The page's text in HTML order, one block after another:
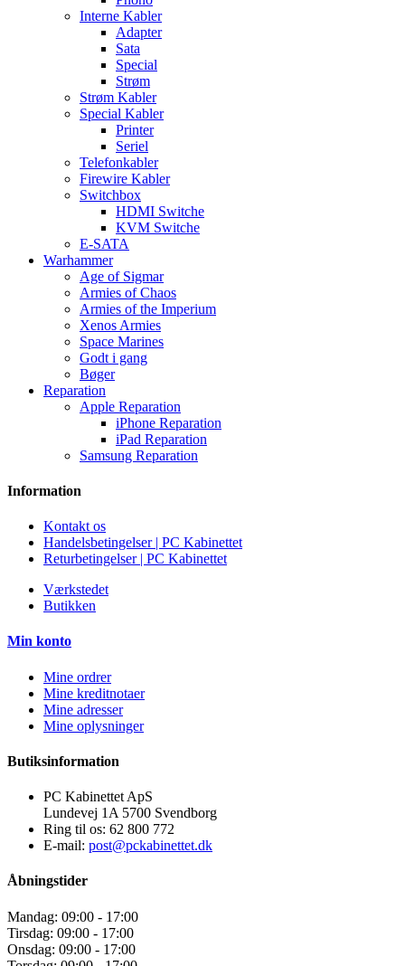
Interne Kabler
Adapter
Sata
Special
Strøm
Strøm Kabler
Special Kabler
Printer
Seriel
Telefonkabler
Firewire Kabler
Switchbox
HDMI Switche
KVM Switche
E-SATA
Warhammer
Age of Sigmar
Armies of Chaos
Armies of the Imperium
Xenos Armies
Space Marines
Godt i gang
Bøger
Reparation
Apple Reparation
iPhone Reparation
iPad Reparation
Samsung Reparation
Information
Kontakt os
Handelsbetingelser | PC Kabinettet
Returbetingelser | PC Kabinettet
Værkstedet
Butikken
Min konto
Mine ordrer
Mine kreditnotaer
Mine adresser
Mine oplysninger
Butiksinformation
PC Kabinettet ApS
Lundevej 1A 5700 Svendborg
Ring til os: 62 800 772
E-mail: post@pckabinettet.dk
Åbningstider
Mandag: 09:00 - 17:00
Tirsdag: 09:00 - 17:00
Onsdag: 09:00 - 17:00